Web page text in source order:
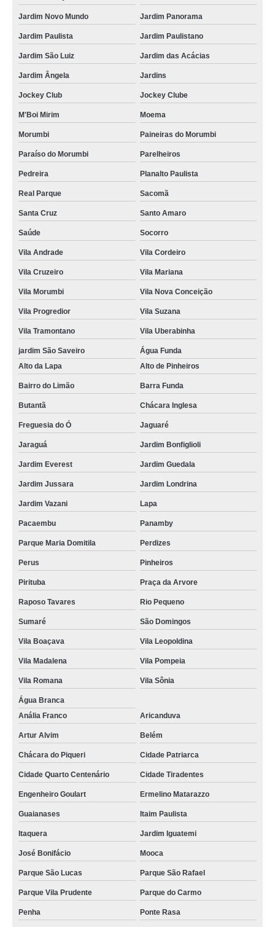
Jardim Novo Mundo Jardim Panorama
Jardim Paulista Jardim Paulistano
Jardim São Luiz Jardim das Acácias
Jardim Ângela Jardins
Jockey Club Jockey Clube
M'Boi Mirim Moema
Morumbi Paineiras do Morumbi
Paraíso do Morumbi Parelheiros
Pedreira Planalto Paulista
Real Parque Sacomã
Santa Cruz Santo Amaro
Saúde Socorro
Vila Andrade Vila Cordeiro
Vila Cruzeiro Vila Mariana
Vila Morumbi Vila Nova Conceição
Vila Progredior Vila Suzana
Vila Tramontano Vila Uberabinha
jardim São Saveiro
Água Funda
Alto da Lapa
Alto de Pinheiros
Bairro do Limão Barra Funda
Butantã Chácara Inglesa
Freguesia do Ó Jaguaré
Jaraguá Jardim Bonfiglioli
Jardim Everest Jardim Guedala
Jardim Jussara Jardim Londrina
Jardim Vazani Lapa
Pacaembu Panamby
Parque Maria Domitila Perdizes
Perus Pinheiros
Pirituba Praça da Arvore
Raposo Tavares Rio Pequeno
Sumaré São Domingos
Vila Boaçava Vila Leopoldina
Vila Madalena Vila Pompeia
Vila Romana Vila Sônia
Água Branca
Anália Franco
Aricanduva
Artur Alvim Belém
Chácara do Piqueri Cidade Patriarca
Cidade Quarto Centenário Cidade Tiradentes
Engenheiro Goulart Ermelino Matarazzo
Guaianases Itaim Paulista
Itaquera Jardim Iguatemi
José Bonifácio Mooca
Parque São Lucas Parque São Rafael
Parque Vila Prudente Parque do Carmo
Penha Ponte Rasa